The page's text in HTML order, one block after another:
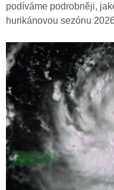
podíváme podrobněji,
hurikánovou sezónu